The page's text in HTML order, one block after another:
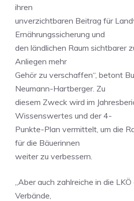
ihren
unverzichtbaren Beitrag für
Ernährungssicherung und
den ländlichen Raum sichtbarer
Anliegen mehr
Gehör zu verschaffen“, betont
Neumann-Hartberger. Zu
diesem Zweck wird im
Wissenswertes und der 4-
Punkte-Plan vermittelt, um die
für die Bäuerinnen
weiter zu verbessern.
„Aber auch zahlreiche in die
Verbände,